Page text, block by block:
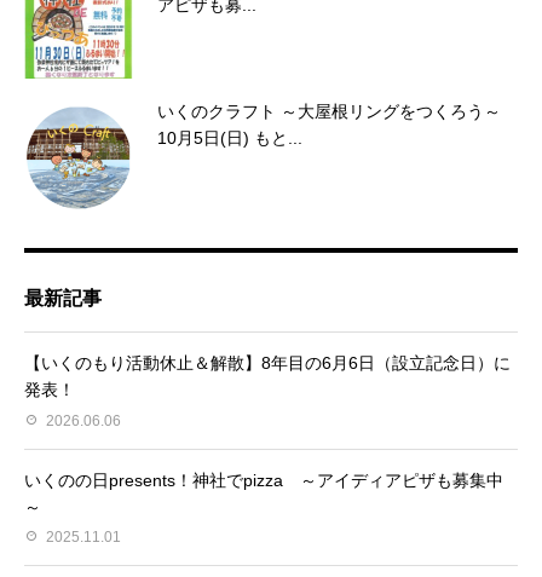
アピザも募...
いくのクラフト ～大屋根リングをつくろう～
10月5日(日) もと...
最新記事
【いくのもり活動休止＆解散】8年目の6月6日（設立記念日）に
発表！
2026.06.06
いくのの日presents！神社でpizza ～アイディアピザも募集中
～
2025.11.01